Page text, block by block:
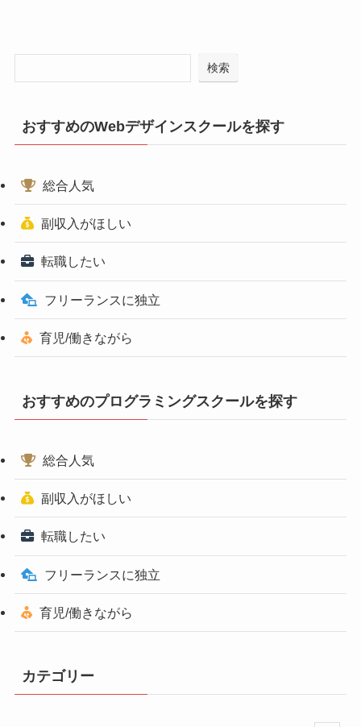
検索
おすすめのWebデザインスクールを探す
総合人気
副収入がほしい
転職したい
フリーランスに独立
育児/働きながら
おすすめのプログラミングスクールを探す
総合人気
副収入がほしい
転職したい
フリーランスに独立
育児/働きながら
カテゴリー